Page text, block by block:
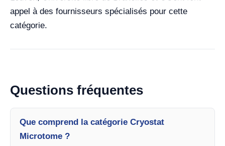
appel à des fournisseurs spécialisés pour cette
catégorie.
Questions fréquentes
Que comprend la catégorie Cryostat
Microtome ?